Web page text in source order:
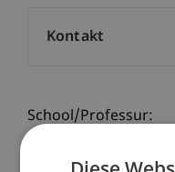
School/Professur:
Kontakt